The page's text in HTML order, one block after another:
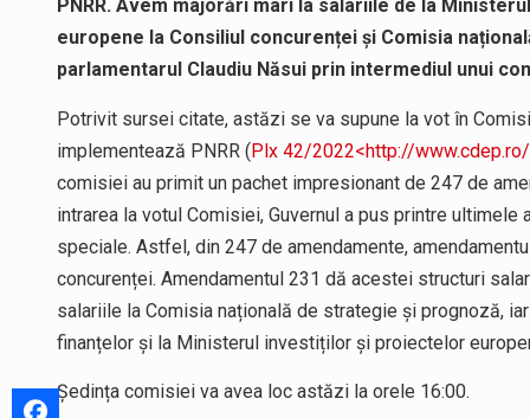
PNRR. Avem majorări mari la salariile de la
europene la Consiliul concurenței și Comisia
parlamentarul Claudiu Năsui prin intermediul unui
Potrivit sursei citate, astăzi se va supune la vot în
implementează PNRR (Plx 42/2022<http://
comisiei au primit un pachet impresionant de 247 de
intrarea la votul Comisiei, Guvernul a pus printre
speciale. Astfel, din 247 de amendamente,
concurenței. Amendamentul 231 dă acestei structuri
salariile la Comisia națională de strategie și prognoză,
finanțelor și la Ministerul investiților și proiectelor
Ședința comisiei va avea loc astăzi la orele 16:00.